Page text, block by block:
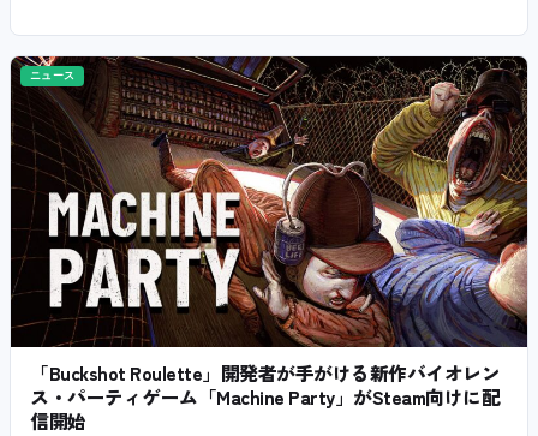
ニュース
「Buckshot Roulette」開発者が手がける新作バイオレン
ス・パーティゲーム「Machine Party」がSteam向けに配
信開始